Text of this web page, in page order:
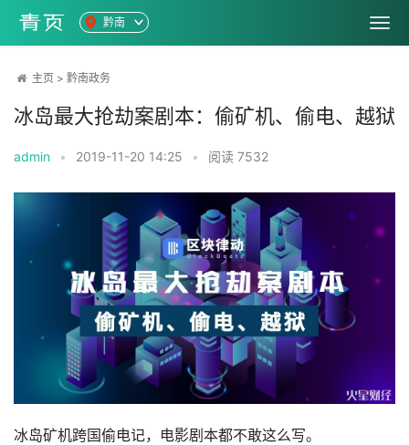
黔南
主页 > 黔南政务
冰岛最大抢劫案剧本：偷矿机、偷电、越狱
admin • 2019-11-20 14:25 • 阅读 7532
冰岛矿机跨国偷电记，电影剧本都不敢这么写。